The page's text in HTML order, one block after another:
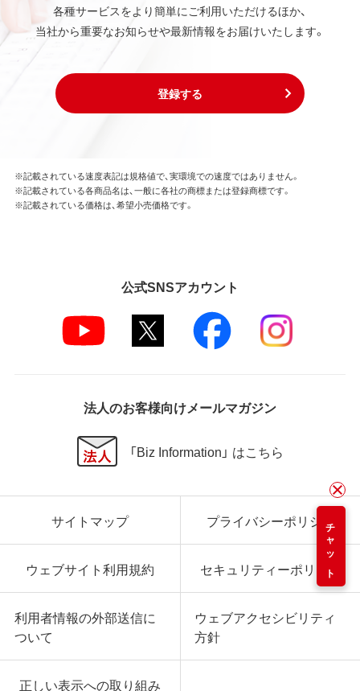
各種サービスをより簡単にご利用いただけるほか、
当社から重要なお知らせや最新情報をお届けいたします。
登録する
チャット
※記載されている速度表記は規格値で、実環境での速度ではありません。
※記載されている各商品名は、一般に各社の商標または登録商標です。
※記載されている価格は、希望小売価格です。
公式SNSアカウント
法人のお客様向けメールマガジン
「Biz Information」 はこちら
サイトマップ プライバシーポリシー
ウェブサイト利用規約 セキュリティーポリシー
利用者情報の外部送信に
ついて
ウェブアクセシビリティ
方針
正しい表示への取り組み